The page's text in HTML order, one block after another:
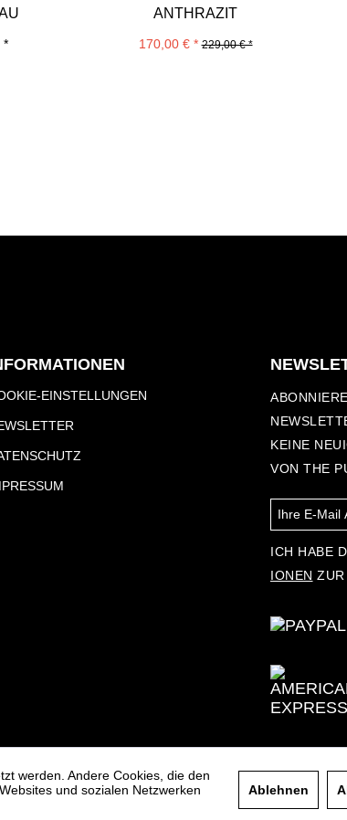
*
ANTHRAZIT
170,00 € * 229,00 € *
EINSTELLUNGEN
KEINE
VON THE
ICH HABE
IONEN ZUR
werden. Andere Cookies, die den
und sozialen Netzwerken
Ablehnen